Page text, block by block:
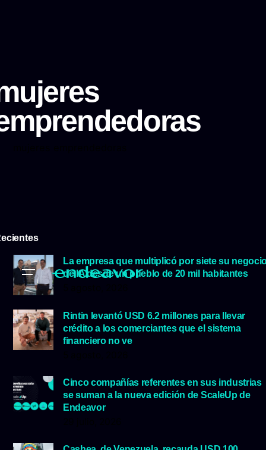
La empresa que multiplicó por siete su
de IA desde un pueblo de 20 mil habitantes
Rintin levantó USD 6.2 millones para llevar
crédito a los comerciantes que el sistema
financiero no ve
Cinco compañías referentes en sus industrias
se suman a la nueva edición de ScaleUp de
Endeavor